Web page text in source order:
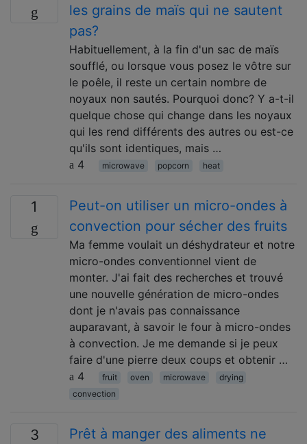
les grains de maïs qui ne sautent
pas?
Habituellement, à la fin d'un sac de maïs
soufflé, ou lorsque vous posez le vôtre sur
le poêle, il reste un certain nombre de
noyaux non sautés. Pourquoi donc? Y a-t-il
quelque chose qui change dans les noyaux
qui les rend différents des autres ou est-ce
qu'ils sont identiques, mais …
4
microwave popcorn heat
1
Peut-on utiliser un micro-ondes à
convection pour sécher des fruits
Ma femme voulait un déshydrateur et notre
micro-ondes conventionnel vient de
monter. J'ai fait des recherches et trouvé
une nouvelle génération de micro-ondes
dont je n'avais pas connaissance
auparavant, à savoir le four à micro-ondes
à convection. Je me demande si je peux
faire d'une pierre deux coups et obtenir …
4
fruit oven microwave
drying
convection
3
Prêt à manger des aliments ne